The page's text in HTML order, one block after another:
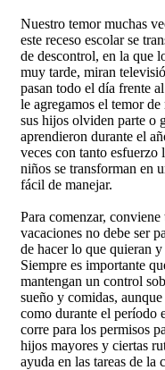
Nuestro temor muchas
este receso escolar se
de descontrol, en la que
muy tarde, miran
pasan todo el día frente
le agregamos el temor
sus hijos olviden parte o
aprendieron durante el
veces con tanto esfuerzo
niños se transforman en
fácil de manejar.
Para comenzar, conviene
vacaciones no debe ser
de hacer lo que quieran
Siempre es importante
mantengan un control
sueño y comidas,
como durante el período
corre para los permisos
hijos mayores y ciertas
ayuda en las tareas de la